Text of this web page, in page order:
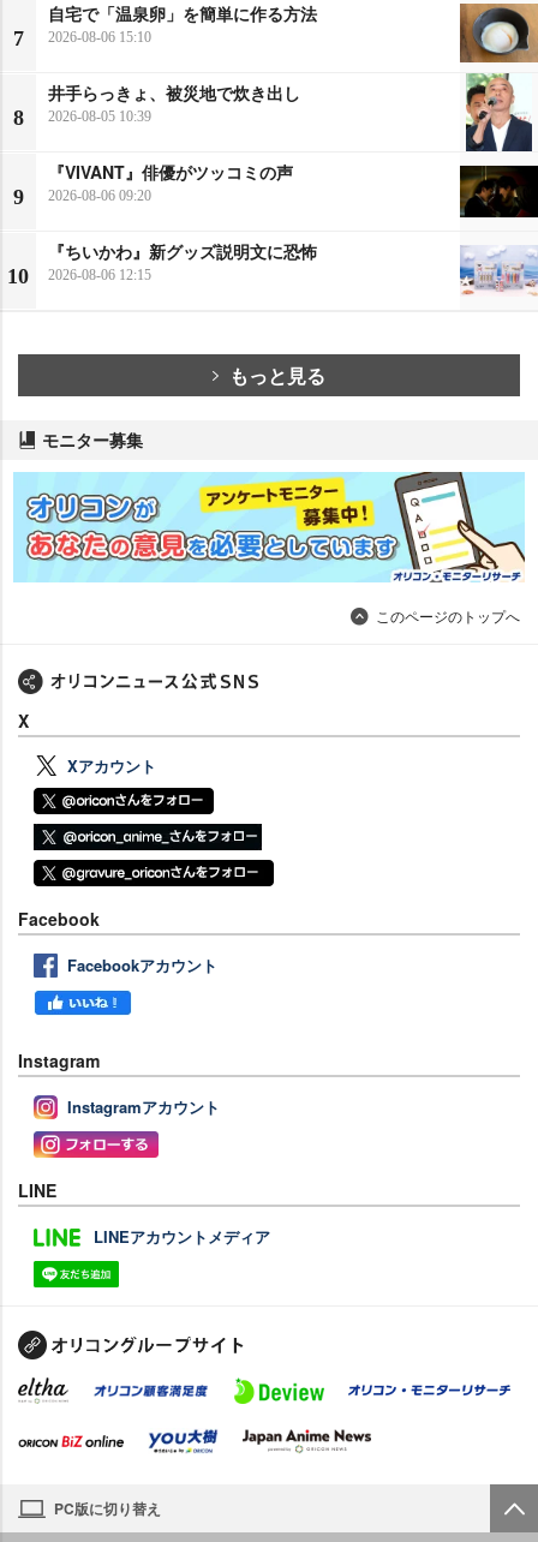
7
自宅で「温泉卵」を簡単に作る方法
2026-08-06 15:10
8
井手らっきょ、被災地で炊き出し
2026-08-05 10:39
9
『VIVANT』俳優がツッコミの声
2026-08-06 09:20
10
『ちいかわ』新グッズ説明文に恐怖
2026-08-06 12:15
もっと見る
モニター募集
このページのトップへ
X
Xアカウント
Facebook
Facebookアカウント
Instagram
Instagramアカウント
LINE
LINEアカウントメディア
PC版に切り替え